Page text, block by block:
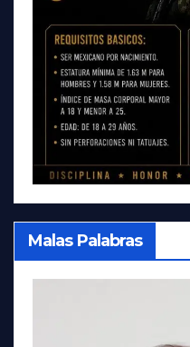
Malas Palabras